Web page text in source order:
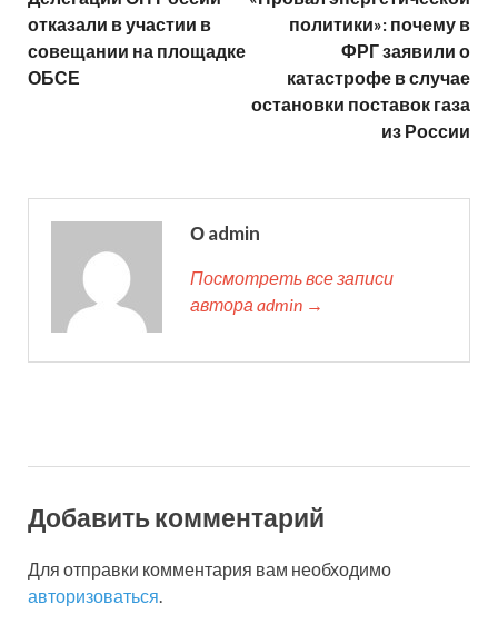
отказали в участии в
совещании на площадке
ОБСЕ
политики»: почему в
ФРГ заявили о
катастрофе в случае
остановки поставок газа
из России
О admin
Посмотреть все записи
автора admin →
Добавить комментарий
Для отправки комментария вам необходимо
авторизоваться.